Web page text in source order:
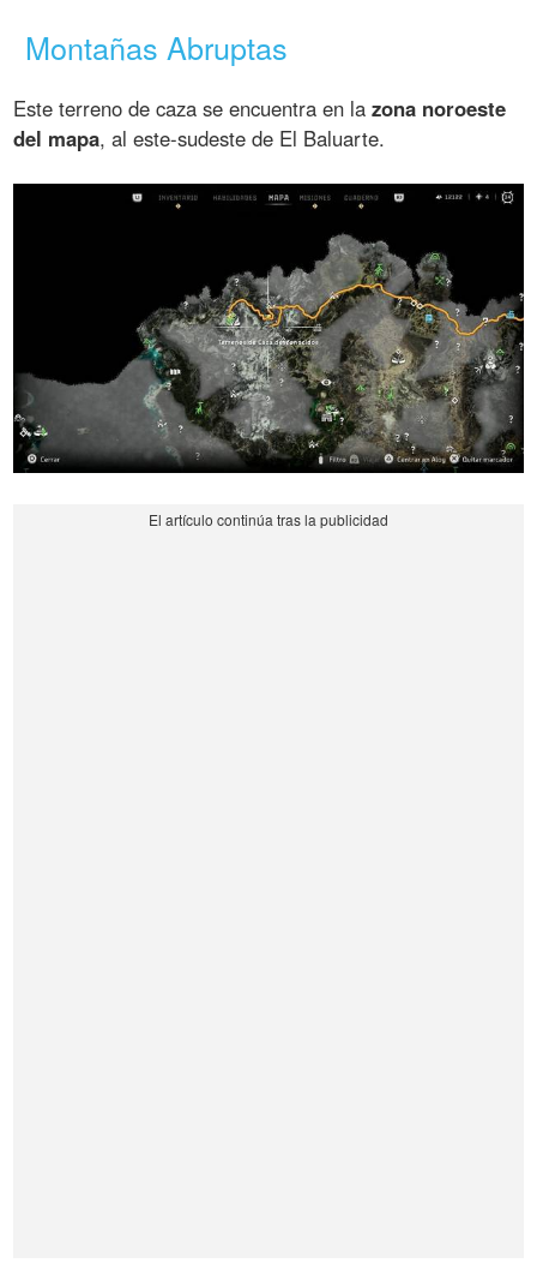
Montañas Abruptas
Este terreno de caza se encuentra en lazona noroeste
del mapa, al este-sudeste de El Baluarte.